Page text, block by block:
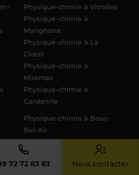
72 72 83 83 Nous contacter
Physique-chimie à Vitrolles
Physique-chimie à
Marignane
Physique-chimie à La
Ciotat
Physique-chimie à
Miramas
Physique-chimie à
Gardanne
Physique-chimie à Bouc-
Bel-Air
Physique-chimie à
Tarascon
Physique-chimie à Auriol